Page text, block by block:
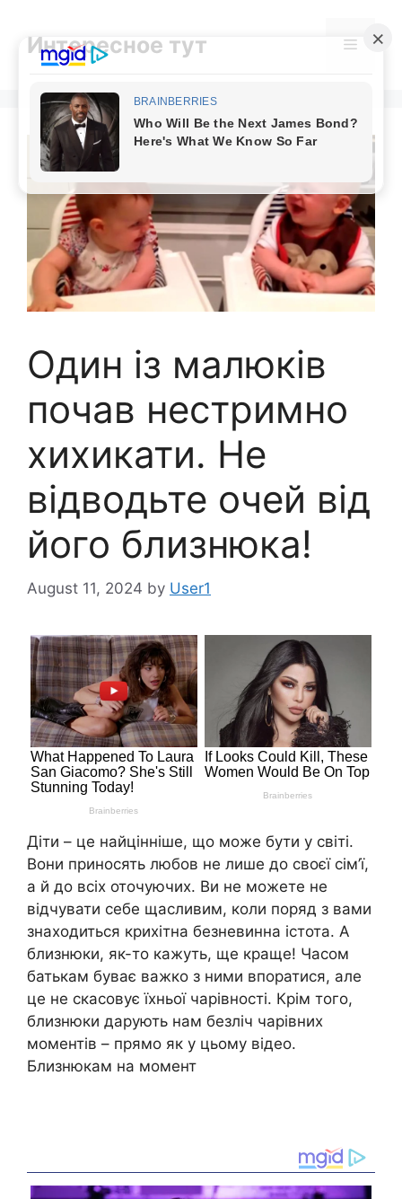
contentИнтересное тут Menu
Один із малюків
почав нестримно
хихикати. Не
відводьте очей від
його близнюка!
August 11, 2024 by User1
Діти – це найцінніше, що може бути у світі.
Вони приносять любов не лише до своєї сім’ї,
а й до всіх оточуючих. Ви не можете не
відчувати себе щасливим, коли поряд з вами
знаходиться крихітна безневинна істота. А
близнюки, як-то кажуть, ще краще! Часом
батькам буває важко з ними впоратися, але
це не скасовує їхньої чарівності. Крім того,
близнюки дарують нам безліч чарівних
моментів – прямо як у цьому відео.
Близнюкам на момент